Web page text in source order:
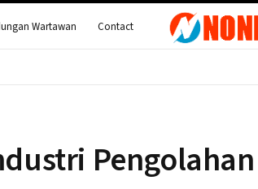
Wartawan Contact